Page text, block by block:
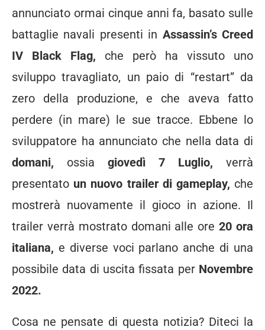
annunciato ormai cinque anni fa, basato sulle
battaglie navali presenti in Assassin’s Creed
IV Black Flag, che però ha vissuto uno
sviluppo travagliato, un paio di “restart” da
zero della produzione, e che aveva fatto
perdere (in mare) le sue tracce. Ebbene lo
sviluppatore ha annunciato che nella data di
domani, ossia giovedì 7 Luglio, verrà
presentato un nuovo trailer di gameplay, che
mostrerà nuovamente il gioco in azione. Il
trailer verrà mostrato domani alle ore20 ora
italiana, e diverse voci parlano anche di una
possibile data di uscita fissata per Novembre
2022.
Cosa ne pensate di questa notizia? Diteci la